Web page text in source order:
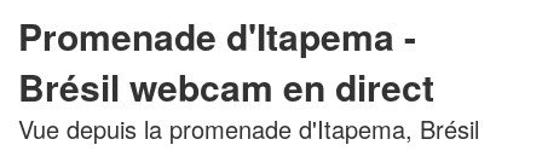
Promenade d'Itapema -
Brésil webcam en direct
Vue depuis la promenade d'Itapema, Brésil